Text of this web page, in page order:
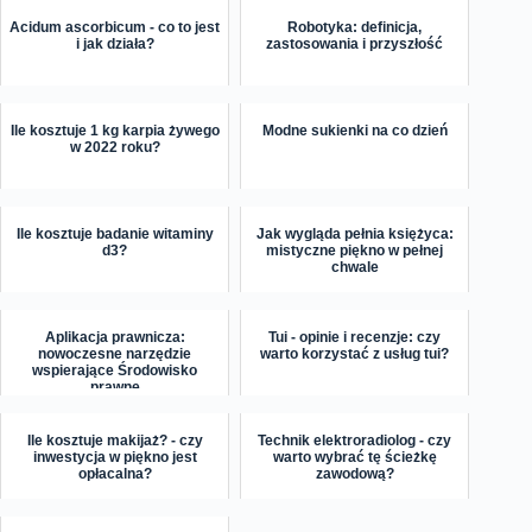
Acidum ascorbicum - co to jest
i jak działa?
Robotyka: definicja,
zastosowania i przyszłość
Ile kosztuje 1 kg karpia żywego
w 2022 roku?
Modne sukienki na co dzień
Ile kosztuje badanie witaminy
d3?
Jak wygląda pełnia księżyca:
mistyczne piękno w pełnej
chwale
Aplikacja prawnicza:
nowoczesne narzędzie
wspierające Środowisko
prawne
Tui - opinie i recenzje: czy
warto korzystać z usług tui?
Ile kosztuje makijaż? - czy
inwestycja w piękno jest
opłacalna?
Technik elektroradiolog - czy
warto wybrać tę ścieżkę
zawodową?